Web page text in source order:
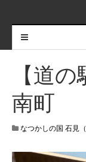
【道
南町
なつかしの国 石見